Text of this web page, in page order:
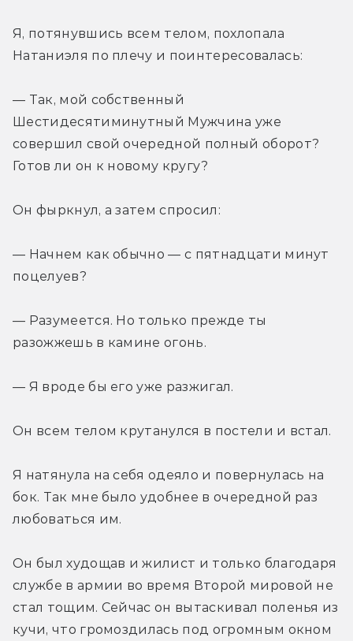
Я, потянувшись всем телом, похлопала
Натаниэля по плечу и поинтересовалась:
— Так, мой собственный
Шестидесятиминутный Мужчина уже
совершил свой очередной полный оборот?
Готов ли он к новому кругу?
Он фыркнул, а затем спросил:
— Начнем как обычно — с пятнадцати минут
поцелуев?
— Разумеется. Но только прежде ты
разожжешь в камине огонь.
— Я вроде бы его уже разжигал.
Он всем телом крутанулся в постели и встал.
Я натянула на себя одеяло и повернулась на
бок. Так мне было удобнее в очередной раз
любоваться им.
Он был худощав и жилист и только благодаря
службе в армии во время Второй мировой не
стал тощим. Сейчас он вытаскивал поленья из
кучи, что громоздилась под огромным окном